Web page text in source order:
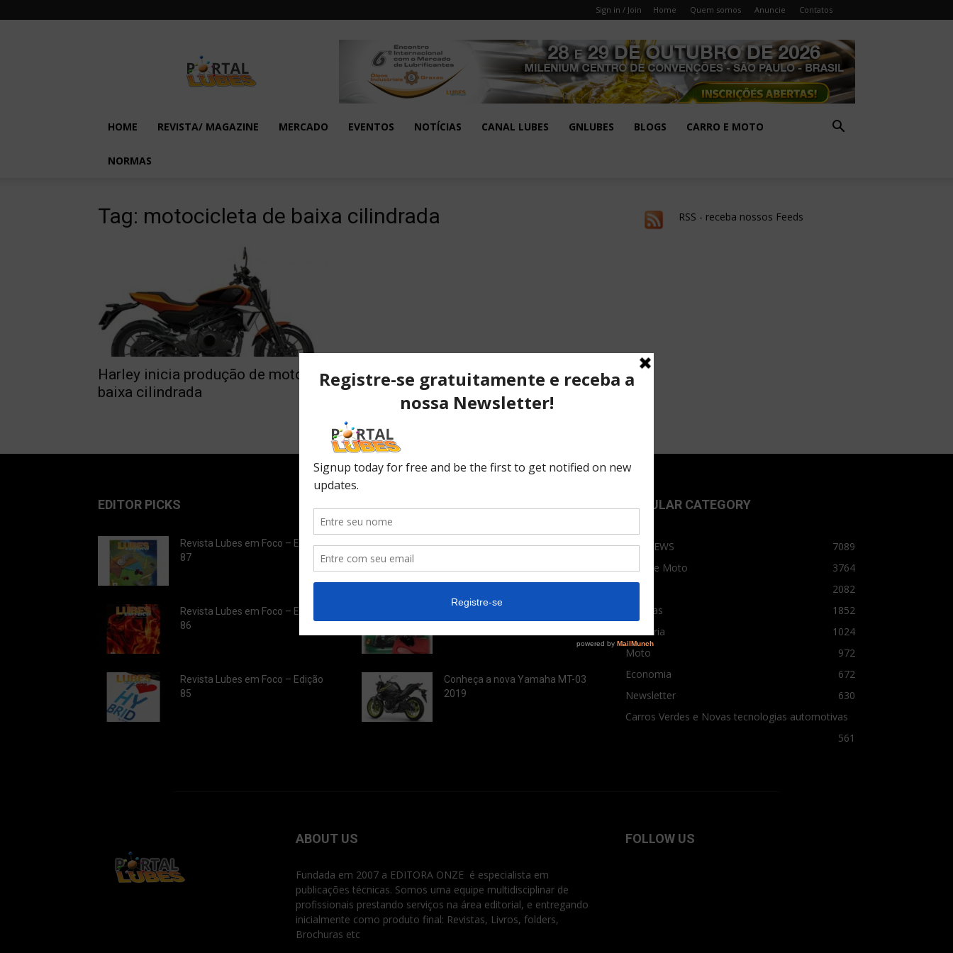
Sign in / Join Home Quem somos Anuncie Contatos
em
Foco
HOME REVISTA/ MAGAZINE MERCADO EVENTOS NOTÍCIAS CANAL LUBES GNLUBES BLOGS CARRO E MOTO
NORMAS
Tag: motocicleta de baixa cilindrada
Harley inicia produção de moto de
baixa cilindrada
RSS - receba nossos Feeds
EDITOR PICKS
Revista Lubes em Foco – Edição
87
Revista Lubes em Foco – Edição
86
Revista Lubes em Foco – Edição
85
Desvendando os segredos dos
desempenho...
10 causas da queda de pressão
Conheça a nova Yamaha MT-03
2019
POPULAR CATEGORY
TOPNEWS
7089
Carro e Moto
3764
2082
Notícias
1852
Indústria
1024
Moto
972
Economia
672
Newsletter
630
Carros Verdes e Novas tecnologias automotivas
561
ABOUT US
Fundada em 2007 a EDITORA ONZE é especialista em
publicações técnicas. Somos uma equipe multidisciplinar de
profissionais prestando serviços na área editorial, e entregando
inicialmente como produto final: Revistas, Livros, folders,
Brochuras etc
FOLLOW US